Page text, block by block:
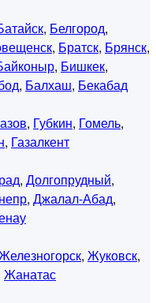
, Белгород,
, Братск, Брянск,
, Бишкек,
, Балхаш, Бекабад
, Губкин, Гомель,
, Газалкент
, Долгопрудный,
, Джалал-Абад,
, Жуковск,
Жанатас